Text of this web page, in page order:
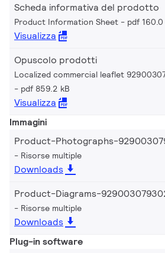
Scheda informativa del prodotto
Product Information Sheet pdf 160.0
Visualizza
Opuscolo prodotti
Localized commercial leaflet
pdf 859.2 kB
Visualizza
Immagini
Product-Photographs-
Risorse multiple
Downloads
Product-Diagrams-
Risorse multiple
Downloads
Plug-in software